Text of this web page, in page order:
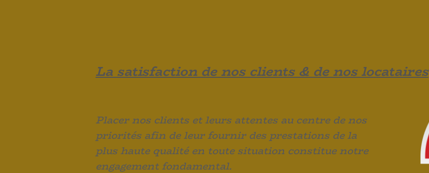
La satisfaction de nos clients & de nos locataires
Placer nos clients et leurs attentes au centre de nos
priorités afin de leur fournir des prestations de la
plus haute qualité en toute situation constitue notre
engagement fondamental.